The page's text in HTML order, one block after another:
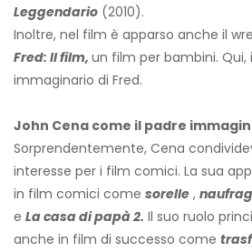
Leggendario (2010).
Inoltre, nel film è apparso anche il
Fred: Il film, un film per bambini. Qui,
immaginario di Fred.
John Cena come il padre
Sorprendentemente, Cena
interesse per i film comici. La sua
in film comici come sorelle ,
e La casa di papà 2. Il suo ruolo
anche in film di successo come